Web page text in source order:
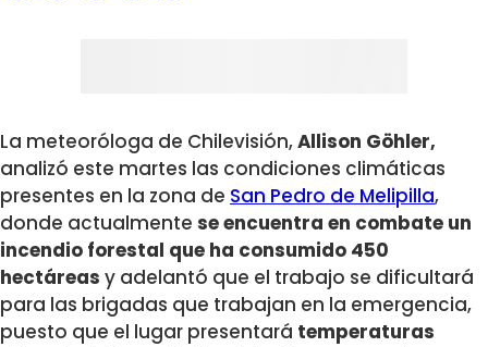
La meteoróloga de Chilevisión,Allison Göhler,
analizó este martes las condiciones climáticas
presentes en la zona de San Pedro de Melipilla,
donde actualmente se encuentra en combate un
incendio forestal que ha consumido 450
hectáreas y adelantó que el trabajo se dificultará
para las brigadas que trabajan en la emergencia,
puesto que el lugar presentará temperaturas